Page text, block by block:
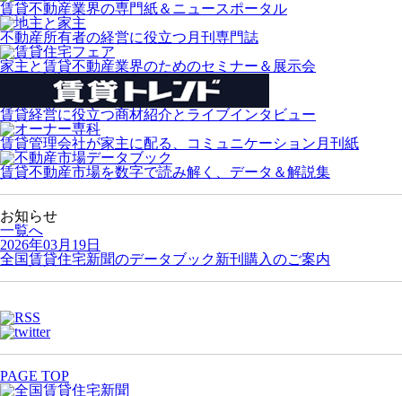
賃貸不動産業界の専門紙＆ニュースポータル
不動産所有者の経営に役立つ月刊専門誌
家主と賃貸不動産業界のためのセミナー＆展示会
賃貸経営に役立つ商材紹介とライブインタビュー
賃貸管理会社が家主に配る、コミュニケーション月刊紙
賃貸不動産市場を数字で読み解く、データ＆解説集
お知らせ
一覧へ
2026年03月19日
全国賃貸住宅新聞のデータブック新刊購入のご案内
PAGE TOP